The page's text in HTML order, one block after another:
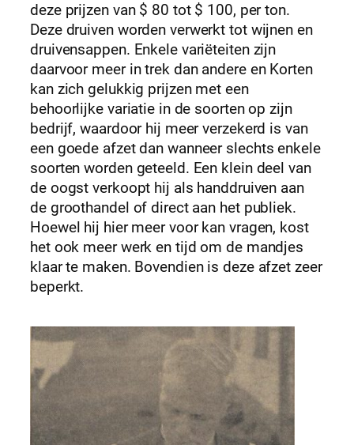
deze prijzen van $ 80 tot $ 100, per ton.
Deze druiven worden verwerkt tot wijnen en
druivensappen. Enkele variëteiten zijn
daarvoor meer in trek dan andere en Korten
kan zich gelukkig prijzen met een
behoorlijke variatie in de soorten op zijn
bedrijf, waardoor hij meer verzekerd is van
een goede afzet dan wanneer slechts enkele
soorten worden geteeld. Een klein deel van
de oogst verkoopt hij als handdruiven aan
de groothandel of direct aan het publiek.
Hoewel hij hier meer voor kan vragen, kost
het ook meer werk en tijd om de mandjes
klaar te maken. Bovendien is deze afzet zeer
beperkt.